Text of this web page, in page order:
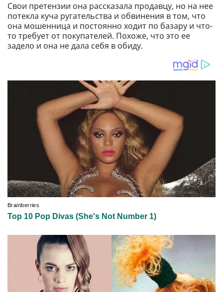
Свои претензии она рассказала продавцу, но на нее
потекла куча ругательства и обвинения в том, что
она мошенница и постоянно ходит по базару и что-
то требует от покупателей. Похоже, что это ее
задело и она не дала себя в обиду.